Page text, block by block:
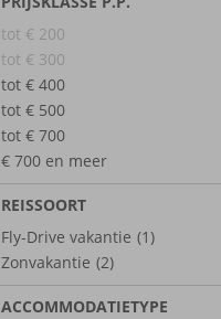
tot € 200
tot € 300
tot € 400
tot € 500
tot € 700
€ 700 en meer
REISSOORT
Fly-Drive vakantie (1)
Zonvakantie (2)
ACCOMMODATIETYPE